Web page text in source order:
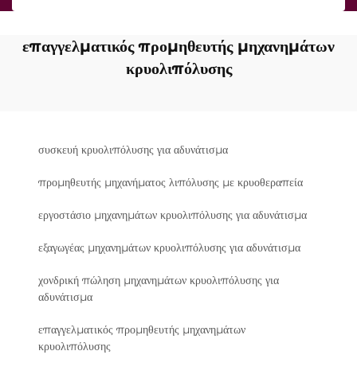
επαγγελματικός προμηθευτής μηχανημάτων
κρυολιπόλυσης
συσκευή κρυολιπόλυσης για αδυνάτισμα
προμηθευτής μηχανήματος λιπόλυσης με κρυοθεραπεία
εργοστάσιο μηχανημάτων κρυολιπόλυσης για αδυνάτισμα
εξαγωγέας μηχανημάτων κρυολιπόλυσης για αδυνάτισμα
χονδρική πώληση μηχανημάτων κρυολιπόλυσης για
αδυνάτισμα
επαγγελματικός προμηθευτής μηχανημάτων
κρυολιπόλυσης